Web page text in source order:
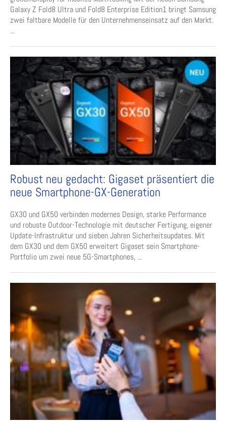
Galaxy Z Fold8 Ultra und Fold8 Enterprise Edition1 bringt Samsung
zwei faltbare Modelle für den Unternehmenseinsatz auf den Markt.
...
Robust neu gedacht: Gigaset präsentiert die
neue Smartphone-GX-Generation
GX30 und GX50 verbinden modernes Design, starke Performance
und robuste Outdoor-Technologie mit deutscher Fertigung, eigener
Update-Infrastruktur und sieben Jahren Sicherheitsupdates. Mit
dem GX30 und dem GX50 erweitert Gigaset sein Smartphone-
Portfolio um zwei neue 5G-Smartphones, ...